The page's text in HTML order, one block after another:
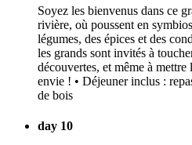
Soyez les bienvenus dans ce
rivière, où poussent en
légumes, des épices et des
les grands sont invités à
découvertes, et même à
envie ! • Déjeuner inclus :
de bois
day 10